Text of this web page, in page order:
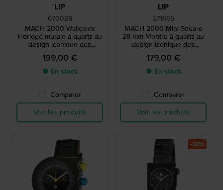
LIP
670068
MACH 2000 Wallclock
Horloge murale à quartz au
design iconique des
années 1970
199,00 €
● En stock
Comparer
Voir les produits
LIP
671665
MACH 2000 Mini Square
28 mm Montre à quartz au
design iconique des
années 1970 avec boîtier
carré
179,00 €
● En stock
Comparer
Voir les produits
-30%